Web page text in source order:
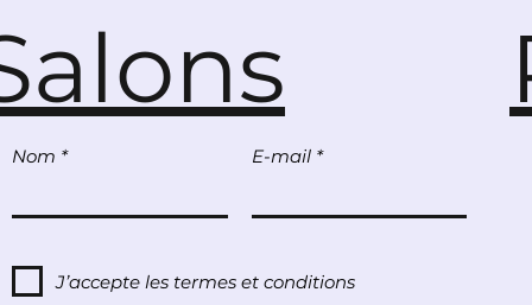
Un joli conte de Noël qui donne envie d’aller chiner dans les
greniers.
Nom E-mail
J’accepte les termes et conditions